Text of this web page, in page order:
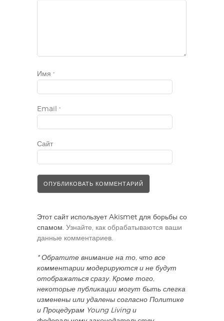
Имя *
Email *
Сайт
Этот сайт использует Akismet для борьбы со
спамом. Узнайте, как обрабатываются ваши
данные комментариев
* Обратите внимание на то, что все
комментарии модерируются и не будут
отображаться сразу. Кроме того,
некоторые публикации могут быть слегка
изменены или удалены согласно Политике
и Процедурам Young Living и